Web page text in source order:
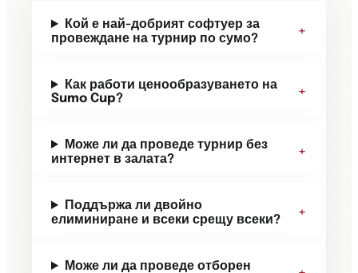
Кой е най-добрият софтуер за
провеждане на турнир по сумо?
+
Как работи ценообразуването на
Sumo Cup?
+
Може ли да проведе турнир без
интернет в залата?
+
Поддържа ли двойно
елиминиране и всеки срещу всеки?
+
Може ли да проведе отборен